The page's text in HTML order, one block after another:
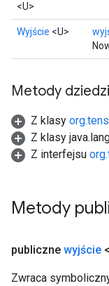
<U>
Wyjście <U>
Metody
Z klasy
Z klasy
Z interfejsu
Metody
publiczne wyjście
Zwraca